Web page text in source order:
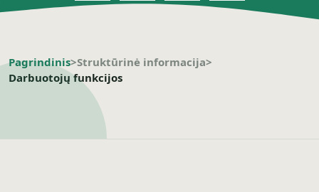
Pagrindinis>Struktūrinė informacija>
Darbuotojų funkcijos